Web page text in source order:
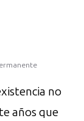
no
años que